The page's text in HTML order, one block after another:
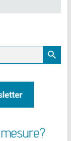
Search Button